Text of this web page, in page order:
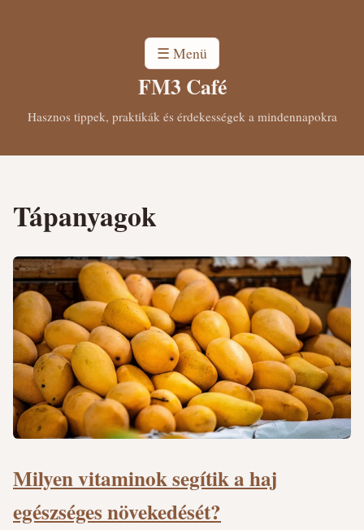
☰ Menü
FM3 Café
Hasznos tippek, praktikák és érdekességek a mindennapokra
Tápanyagok
Milyen vitaminok segítik a haj
egészséges növekedését?